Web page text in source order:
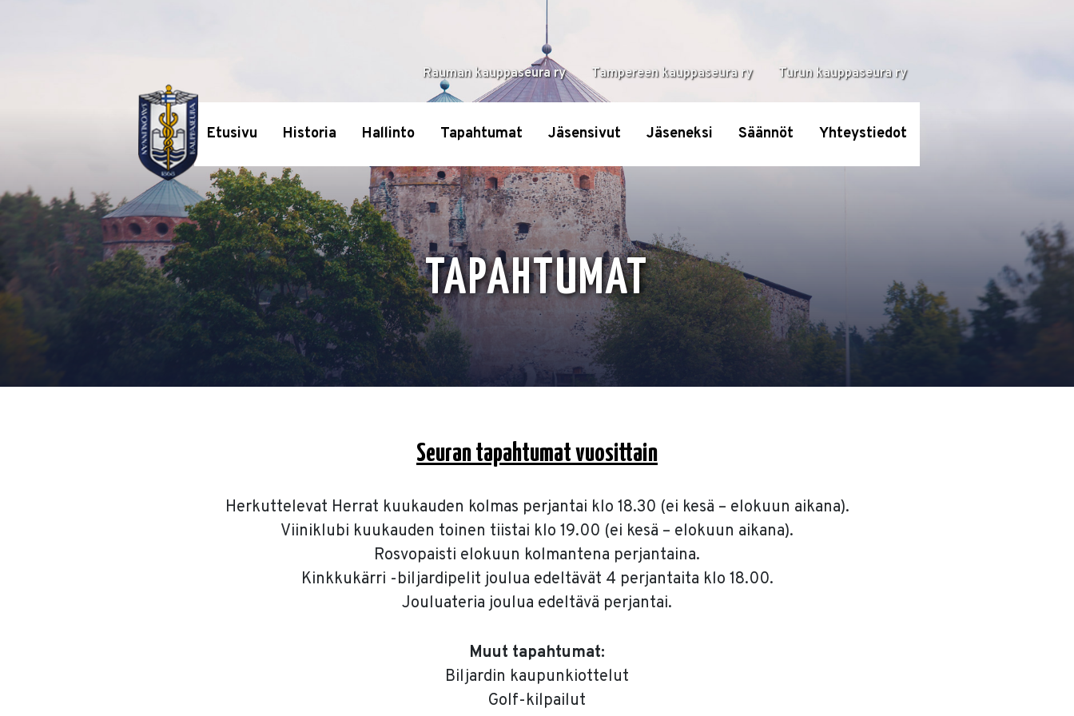
Rauman kauppaseura ry Tampereen kauppaseura ry Turun kauppaseura ry
Etusivu Historia Hallinto Tapahtumat Jäsensivut Jäseneksi Säännöt Yhteystiedot
TAPAHTUMAT
Seuran tapahtumat vuosittain
Herkuttelevat Herrat kuukauden kolmas perjantai klo 18.30 (ei kesä – elokuun aikana).
Viiniklubi kuukauden toinen tiistai klo 19.00 (ei kesä – elokuun aikana).
Rosvopaisti elokuun kolmantena perjantaina.
Kinkkukärri -biljardipelit joulua edeltävät 4 perjantaita klo 18.00.
Jouluateria joulua edeltävä perjantai.
Muut tapahtumat:
Biljardin kaupunkiottelut
Golf-kilpailut